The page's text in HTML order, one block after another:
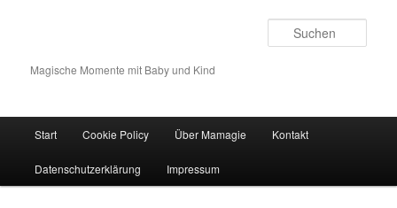
Magische Momente mit Baby und Kind
Zum Inhalt wechseln
Zum sekundären Inhalt wechseln
Start Cookie Policy Über Mamagie Kontakt
Datenschutzerklärung Impressum